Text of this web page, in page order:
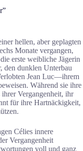
hellen, aber geplagten
Monate vergangen,
erste weibliche Jägerin
den dunklen Unterbau
Jean Luc—ihrem
Während sie ihre
Vergangenheit, ihr
für ihre Hartnäckigkeit,
Célies innere
Vergangenheit
voll und ganz